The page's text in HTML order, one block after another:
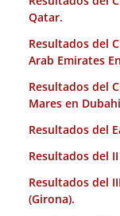
Qatar.
Resultados del
Arab Emirates
Resultados del
Mares en Dubahi
Resultados del
Resultados del
Resultados del
(Girona).